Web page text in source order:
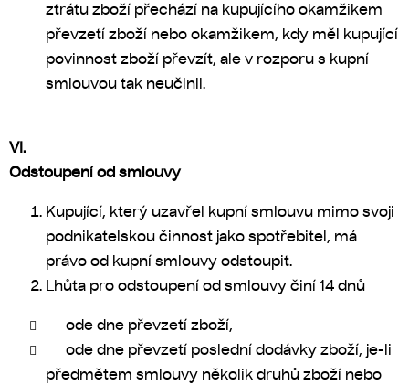
ztrátu zboží přechází na kupujícího okamžikem
převzetí zboží nebo okamžikem, kdy měl kupující
povinnost zboží převzít, ale v rozporu s kupní
smlouvou tak neučinil.
VI.
Odstoupení od smlouvy
Kupující, který uzavřel kupní smlouvu mimo svoji
podnikatelskou činnost jako spotřebitel, má
právo od kupní smlouvy odstoupit.
Lhůta pro odstoupení od smlouvy činí 14 dnů
ode dne převzetí zboží,
ode dne převzetí poslední dodávky zboží, je-li
předmětem smlouvy několik druhů zboží nebo